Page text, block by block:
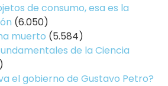
de consumo, esa es la
(6.050)
muerto (5.584)
de la Ciencia
el gobierno de Gustavo Petro?